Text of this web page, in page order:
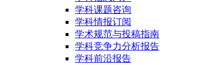
学科课题咨询
学科情报订阅
学术规范与投稿指南
学科竞争力分析报告
学科前沿报告